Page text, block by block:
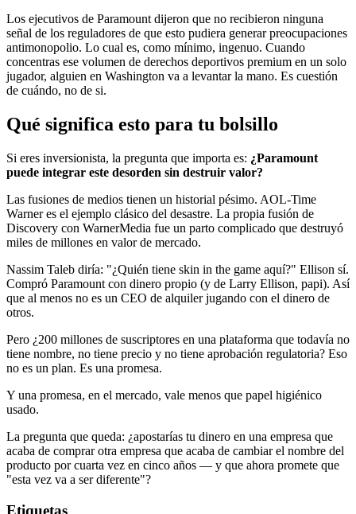
Los ejecutivos de Paramount dijeron que no recibieron ninguna
señal de los reguladores de que esto pudiera generar preocupaciones
antimonopolio. Lo cual es, como mínimo, ingenuo. Cuando
concentras ese volumen de derechos deportivos premium en un solo
jugador, alguien en Washington va a levantar la mano. Es cuestión
de cuándo, no de si.
Qué significa esto para tu bolsillo
Si eres inversionista, la pregunta que importa es: ¿Paramount
puede integrar este desorden sin destruir valor?
Las fusiones de medios tienen un historial pésimo. AOL-Time
Warner es el ejemplo clásico del desastre. La propia fusión de
Discovery con WarnerMedia fue un parto complicado que destruyó
miles de millones en valor de mercado.
Nassim Taleb diría: "¿Quién tiene skin in the game aquí?" Ellison sí.
Compró Paramount con dinero propio (y de Larry Ellison, papi). Así
que al menos no es un CEO de alquiler jugando con el dinero de
otros.
Pero ¿200 millones de suscriptores en una plataforma que todavía no
tiene nombre, no tiene precio y no tiene aprobación regulatoria? Eso
no es un plan. Es una promesa.
Y una promesa, en el mercado, vale menos que papel higiénico
usado.
La pregunta que queda: ¿apostarías tu dinero en una empresa que
acaba de comprar otra empresa que acaba de cambiar el nombre del
producto por cuarta vez en cinco años — y que ahora promete que
"esta vez va a ser diferente"?
Etiquetas